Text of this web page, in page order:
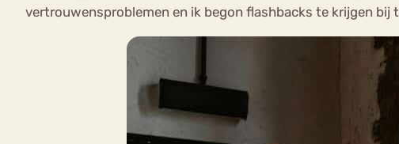
vertrouwensproblemen en ik begon flashbacks te krijgen bij